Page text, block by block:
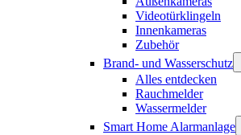
Videotürklingeln
Innenkameras
Zubehör
Brand- und Wasserschutz
Alles entdecken
Rauchmelder
Wassermelder
Smart Home Alarmanlage